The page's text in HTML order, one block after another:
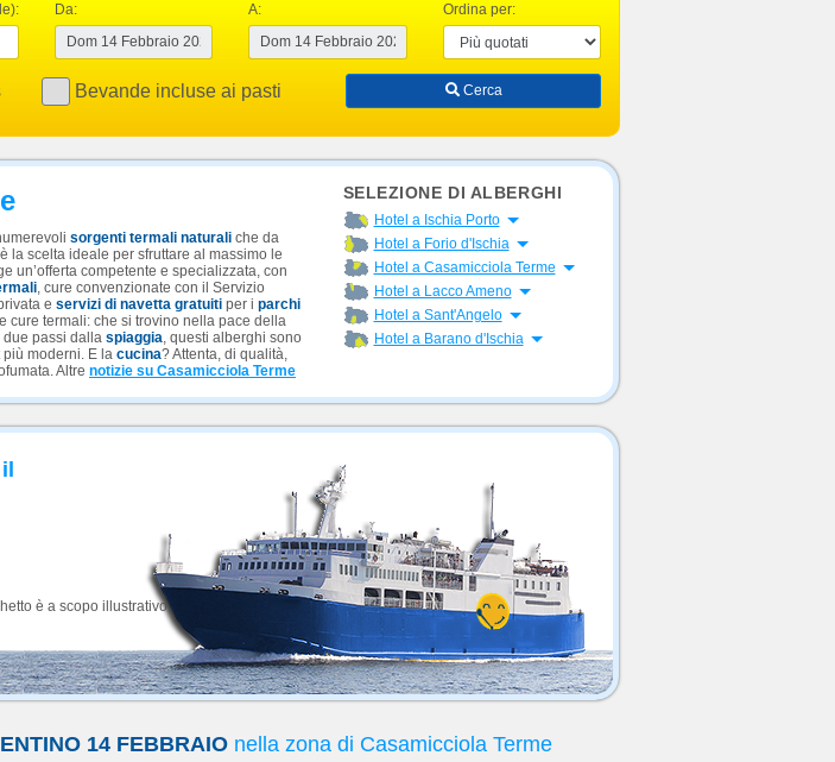
Da: A: Ordina per:
Bevande incluse ai pasti Cerca
sorgenti termali naturali che da
è la scelta ideale per sfruttare al massimo le
un’offerta competente e specializzata, con
, cure convenzionate con il Servizio
e servizi di navetta gratuiti per i parchi
cure termali: che si trovino nella pace della
due passi dalla spiaggia, questi alberghi sono
moderni. E la cucina? Attenta, di qualità,
Altre notizie su Casamicciola Terme
SELEZIONE DI ALBERGHI
Hotel a Ischia Porto Apri menu
Hotel a Forio d'Ischia Apri menu
Hotel a Casamicciola Terme Apri menu
Hotel a Lacco Ameno Apri menu
Hotel a Sant'Angelo Apri menu
Hotel a Barano d'Ischia Apri menu
è a scopo illustrativo.
14 FEBBRAIOnella zona di Casamicciola Terme